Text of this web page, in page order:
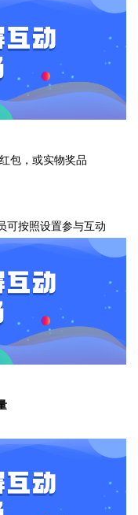
包，或实物奖品
可按照设置参与互动